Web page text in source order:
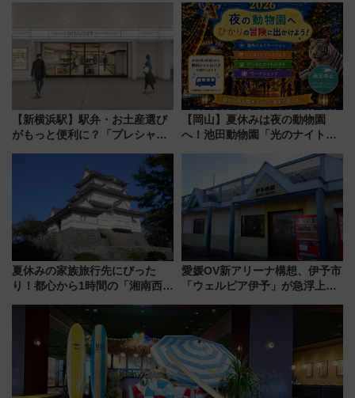
CHIKUGO」で巡る福岡･太宰
府･柳川の旅！YouTubeが公開
に
【新横浜駅】駅弁・お土産選び
がもっと便利に？「プレシャス
ン 場所や営業時間・限定弁当
【岡山】夏休みは夜の動物園
へ！池田動物園「光のナイトズ
夏休みの家族旅行先にぴった
り！都心から1時間の「湘南西エ
島とは異なる魅力を持つ今夏の
注目スポット
愛媛OV新アリーナ構想、伊予市
「ウェルピア伊予」が急浮上！
で探る鉄道アクセスの未来